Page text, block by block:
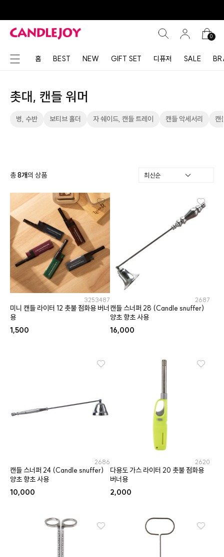
0
홈 BEST NEW GIFT SET 디퓨저 SALE
촛대, 캔들 워머
병, 수반 보티브 홀더 자 쉐이드, 캔들 트레이 캔들 악세서리 캔
총8개의 상품
3253487
미니 캔들 라이터 12 촛불 점화용 버너
용
1,500
2687
캔들 스너퍼 28 (Candle snuffer)
양초 향초 사용
16,000
2686
캔들 스너퍼 24 (Candle snuffer)
양초 향초 사용
10,000
2620
다용도 가스 라이터 20 촛불 점화용
버너용
2,000